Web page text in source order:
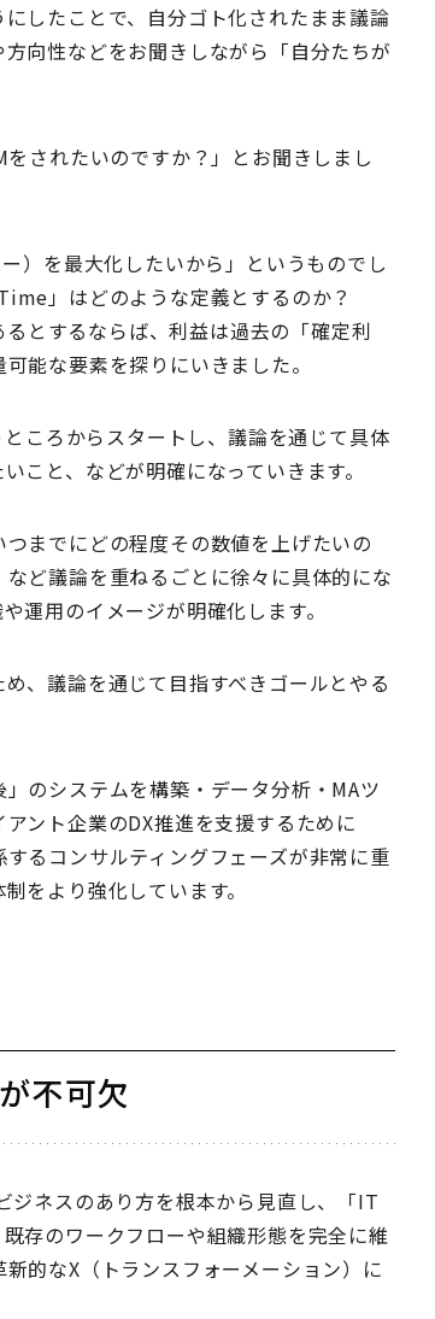
したことで、自分ゴト化されたまま議論
向性などをお聞きしながら「自分たちが
されたいのですか？」とお聞きしまし
）を最大化したいから」というものでし
」はどのような定義とするのか？
とするならば、利益は過去の「確定利
能な要素を探りにいきました。
ころからスタートし、議論を通じて具体
こと、などが明確になっていきます。
までにどの程度その数値を上げたいの
ど議論を重ねるごとに徐々に具体的にな
運用のイメージが明確化します。
、議論を通じて目指すべきゴールとやる
のシステムを構築・データ分析・MAツ
ント企業のDX推進を支援するために
るコンサルティングフェーズが非常に重
をより強化しています。
不可欠
ジネスのあり方を根本から見直し、「IT
存のワークフローや組織形態を完全に維
的なX（トランスフォーメーション）に